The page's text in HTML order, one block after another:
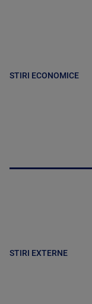
STIRI ECONOMICE
STIRI EXTERNE